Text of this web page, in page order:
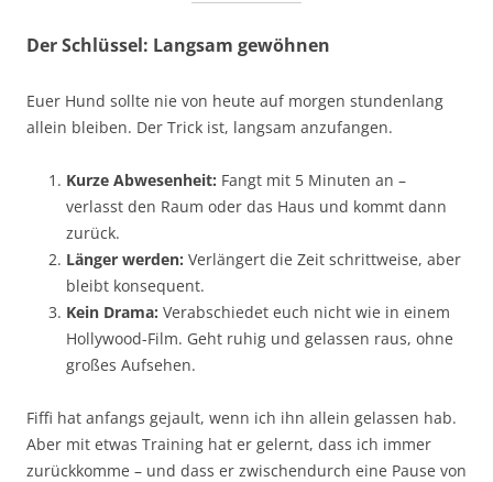
Der Schlüssel: Langsam gewöhnen
Euer Hund sollte nie von heute auf morgen stundenlang
allein bleiben. Der Trick ist, langsam anzufangen.
Kurze Abwesenheit: Fangt mit 5 Minuten an –
verlasst den Raum oder das Haus und kommt dann
zurück.
Länger werden: Verlängert die Zeit schrittweise, aber
bleibt konsequent.
Kein Drama: Verabschiedet euch nicht wie in einem
Hollywood-Film. Geht ruhig und gelassen raus, ohne
großes Aufsehen.
Fiffi hat anfangs gejault, wenn ich ihn allein gelassen hab.
Aber mit etwas Training hat er gelernt, dass ich immer
zurückkomme – und dass er zwischendurch eine Pause von